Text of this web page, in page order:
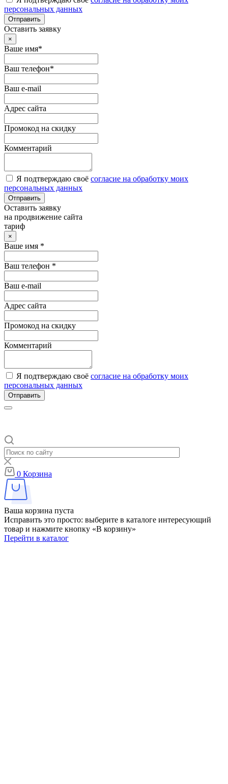
персональных данных
Отправить
Оставить заявку
×
Ваше имя*
Ваш телефон*
Ваш e-mail
Адрес сайта
Промокод на скидку
Комментарий
Я подтверждаю своё согласие на обработку моих
персональных данных
Отправить
Оставить заявку
на продвижение сайта
тариф
×
Ваше имя *
Ваш телефон *
Ваш e-mail
Адрес сайта
Промокод на скидку
Комментарий
Я подтверждаю своё согласие на обработку моих
персональных данных
Отправить
0 Корзина
Ваша корзина пуста
Исправить это просто: выберите в каталоге интересующий
товар и нажмите кнопку «В корзину»
Перейти в каталог